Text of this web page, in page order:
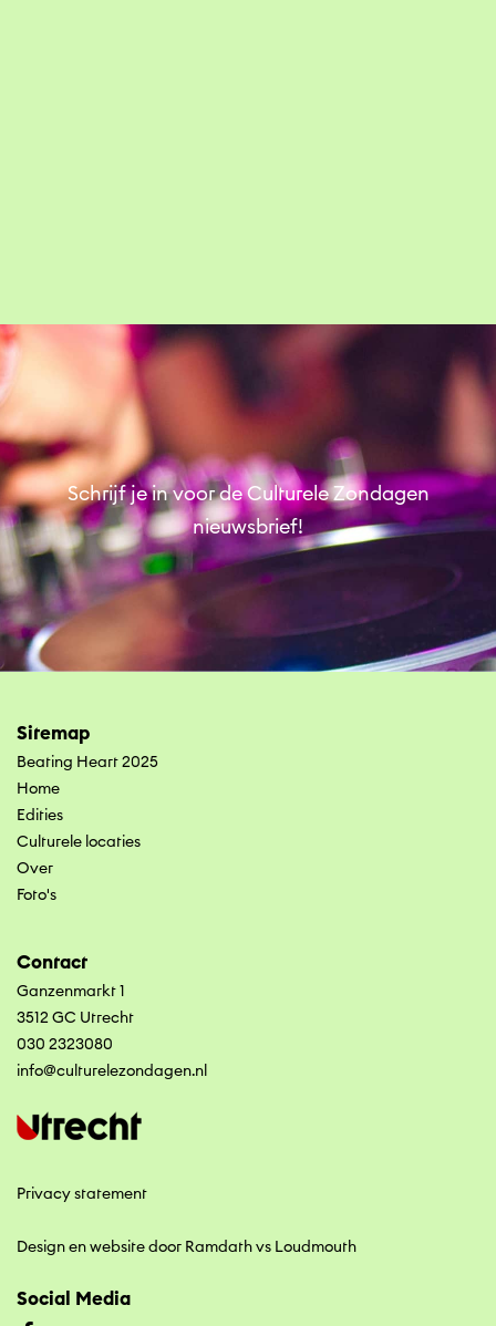
Schrijf je in voor de Culturele Zondagen
nieuwsbrief!
Sitemap
Beating Heart 2025
Home
Edities
Culturele locaties
Over
Foto's
Contact
Ganzenmarkt 1
3512 GC Utrecht
030 2323080
info@culturelezondagen.nl
Privacy statement
Design en website door Ramdathvs Loudmouth
Social Media